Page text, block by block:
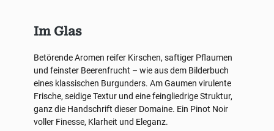
Im Glas
Betörende Aromen reifer Kirschen, saftiger Pflaumen
und feinster Beerenfrucht – wie aus dem Bilderbuch
eines klassischen Burgunders. Am Gaumen virulente
Frische, seidige Textur und eine feingliedrige Struktur,
ganz die Handschrift dieser Domaine. Ein Pinot Noir
voller Finesse, Klarheit und Eleganz.